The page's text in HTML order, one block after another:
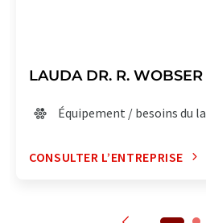
LAUDA DR. R.
Équipement / besoins du
CONSULTER L’ENTREPRISE